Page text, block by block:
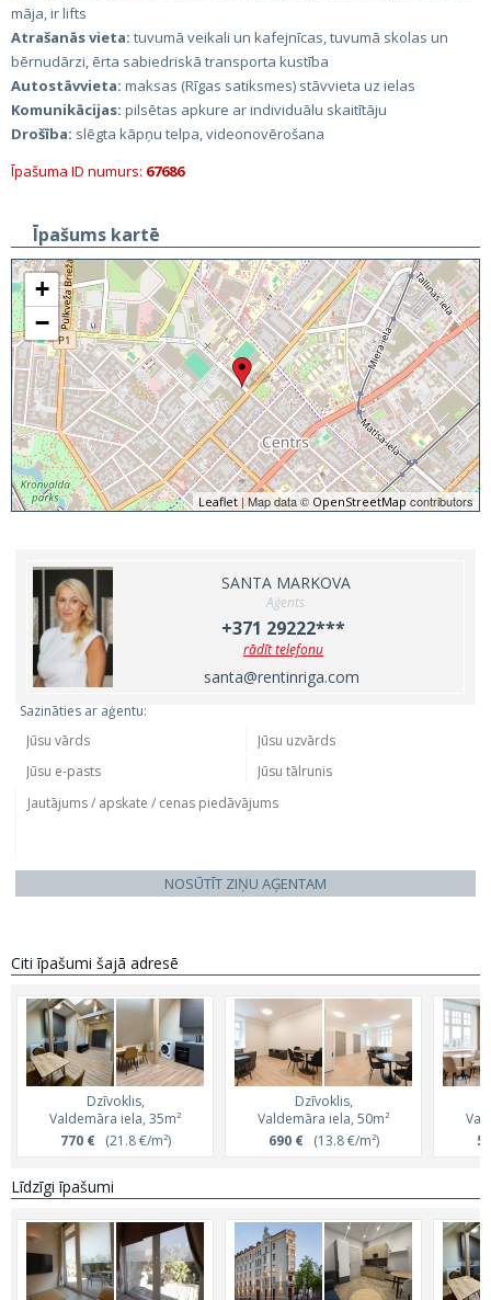
māja, ir lifts
Atrašanās vieta: tuvumā veikali un kafejnīcas, tuvumā skolas un
bērnudārzi, ērta sabiedriskā transporta kustība
Autostāvvieta: maksas (Rīgas satiksmes) stāvvieta uz ielas
Komunikācijas: pilsētas apkure ar individuālu skaitītāju
Drošība: slēgta kāpņu telpa, videonovērošana
Īpašuma ID numurs: 67686
Īpašums kartē
+
−
Leaflet| Map data ©OpenStreetMapcontributors
SANTA MARKOVA
Aģents
+371 29222***
rādīt telefonu
santa@rentinriga.com
Sazināties ar aģentu:
NOSŪTĪT ZIŅU AĢENTAM
Citi īpašumi šajā adresē
Dzīvoklis,
Valdemāra iela, 35m²
770 €(21.8 €/m²)
Dzīvoklis,
Valdemāra iela, 50m²
690 €(13.8 €/m²)
Līdzīgi īpašumi